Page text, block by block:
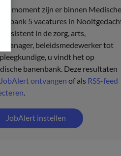
dit moment zijn er binnen Medische
5 vacatures in
assistent in de zorg, arts,
beleidsmedewerker tot
u vindt het op
banenbank. Deze resultaten
JobAlert ontvangen of als RSS-feed
.
JobAlert instellen